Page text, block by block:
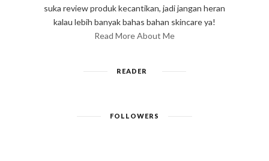
suka review produk kecantikan, jadi jangan heran
kalau lebih banyak bahas bahan skincare ya!
Read More About Me
READER
FOLLOWERS